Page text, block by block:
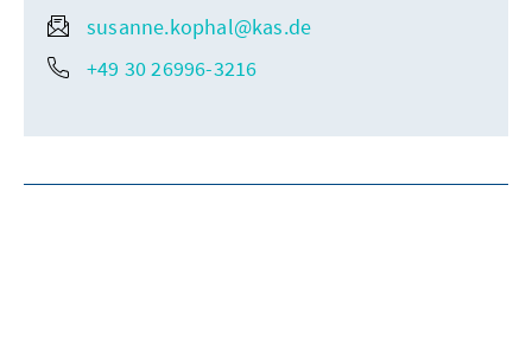
susanne.kophal@kas.de
+49 30 26996-3216